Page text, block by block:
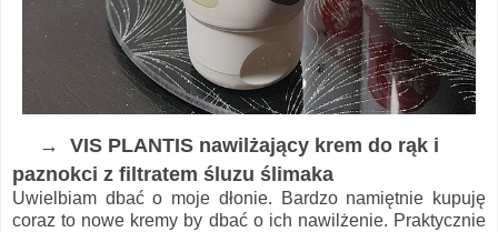
→ VIS PLANTIS nawilżający krem do rąk i
paznokci z filtratem śluzu ślimaka
Uwielbiam dbać o moje dłonie. Bardzo namiętnie kupuję
coraz to nowe kremy by dbać o ich nawilżenie. Praktycznie